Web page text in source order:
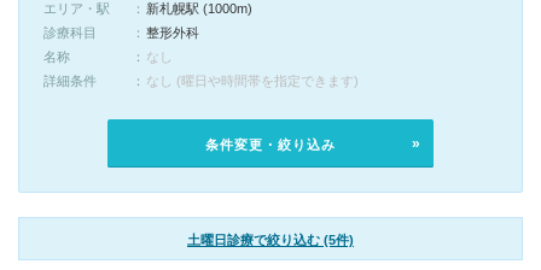
エリア・駅
新札幌駅 (1000m)
診療科目
整形外科
名称
なし
詳細条件
なし (曜日や時間帯を指定できます)
条件変更・絞り込み
土曜日診療で絞り込む (5件)